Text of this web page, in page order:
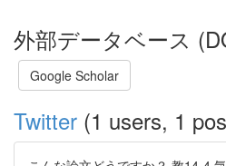
外部データベース
Google Scholar
Twitter (1 users, 1